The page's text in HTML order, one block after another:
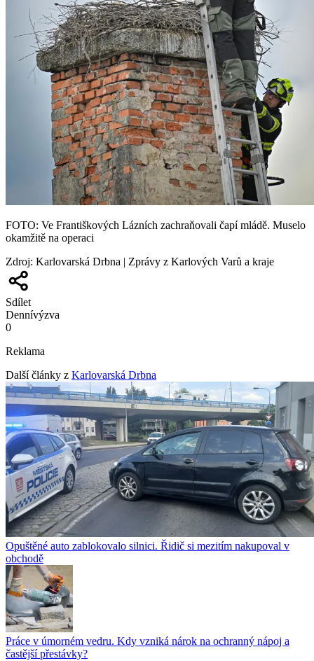
FOTO: Ve Františkových Lázních zachraňovali čapí mládě. Muselo
okamžitě na operaci
Zdroj: Karlovarská Drbna | Zprávy z Karlových Varů a kraje
Sdílet
Dennívýzva
0
Reklama
Další články z Karlovarská Drbna
Opuštěné auto zablokovalo silnici. Řidič si mezitím nakupoval v
obchodě
Práce v úmorném vedru. Kdy vzniká nárok na ochranný nápoj a
častější přestávky?